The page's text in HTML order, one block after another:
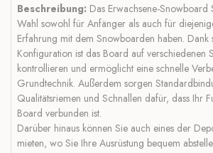
Beschreibung: Das Erwachsene-Snowboard
Wahl sowohl für Anfänger als auch für
Erfahrung mit dem Snowboarden haben. Dank
Konfiguration ist das Board auf verschiedenen
kontrollieren und ermöglicht eine schnelle
Grundtechnik. Außerdem sorgen
Qualitätsriemen und Schnallen dafür, dass Ihr
Board verbunden ist.
Darüber hinaus können Sie auch eines der
mieten, wo Sie Ihre Ausrüstung bequem